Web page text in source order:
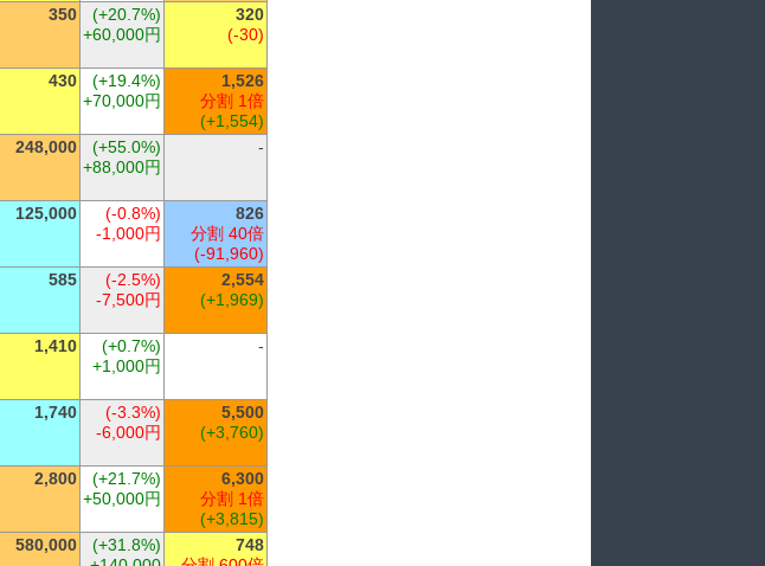
350
(+20.7%)
+60,000円
320
(-30)
430
(+19.4%)
+70,000円
1,526
分割 1倍
(+1,554)
248,000
(+55.0%)
+88,000円
-
125,000
(-0.8%)
-1,000円
826
分割 40倍
(-91,960)
585
(-2.5%)
-7,500円
2,554
(+1,969)
1,410
(+0.7%)
+1,000円
-
1,740
(-3.3%)
-6,000円
5,500
(+3,760)
2,800
(+21.7%)
+50,000円
6,300
分割 1倍
(+3,815)
580,000
(+31.8%)
748